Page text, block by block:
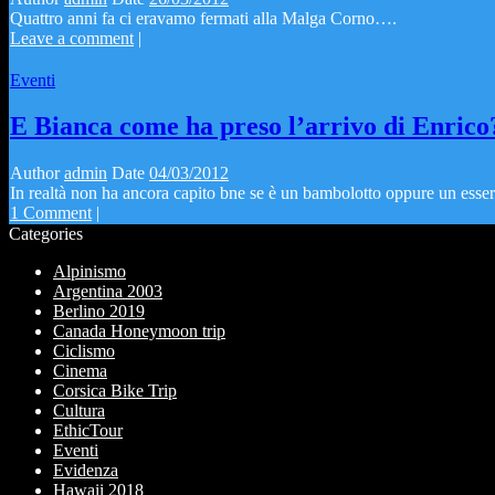
Quattro anni fa ci eravamo fermati alla Malga Corno….
Leave a comment |
Eventi
E Bianca come ha preso l’arrivo di
Authoradmin Date 04/03/2012
In realtà non ha ancora capito bne se è un bambolotto oppure un
1 Comment |
Categories
Alpinismo
Argentina 2003
Berlino 2019
Canada Honeymoon trip
Ciclismo
Cinema
Corsica Bike Trip
Cultura
EthicTour
Eventi
Evidenza
Hawaii 2018